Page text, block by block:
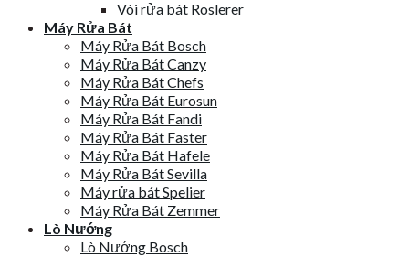
Vòi rửa bát Roslerer
Máy Rửa Bát
Máy Rửa Bát Bosch
Máy Rửa Bát Canzy
Máy Rửa Bát Chefs
Máy Rửa Bát Eurosun
Máy Rửa Bát Fandi
Máy Rửa Bát Faster
Máy Rửa Bát Hafele
Máy Rửa Bát Sevilla
Máy rửa bát Spelier
Máy Rửa Bát Zemmer
Lò Nướng
Lò Nướng Bosch